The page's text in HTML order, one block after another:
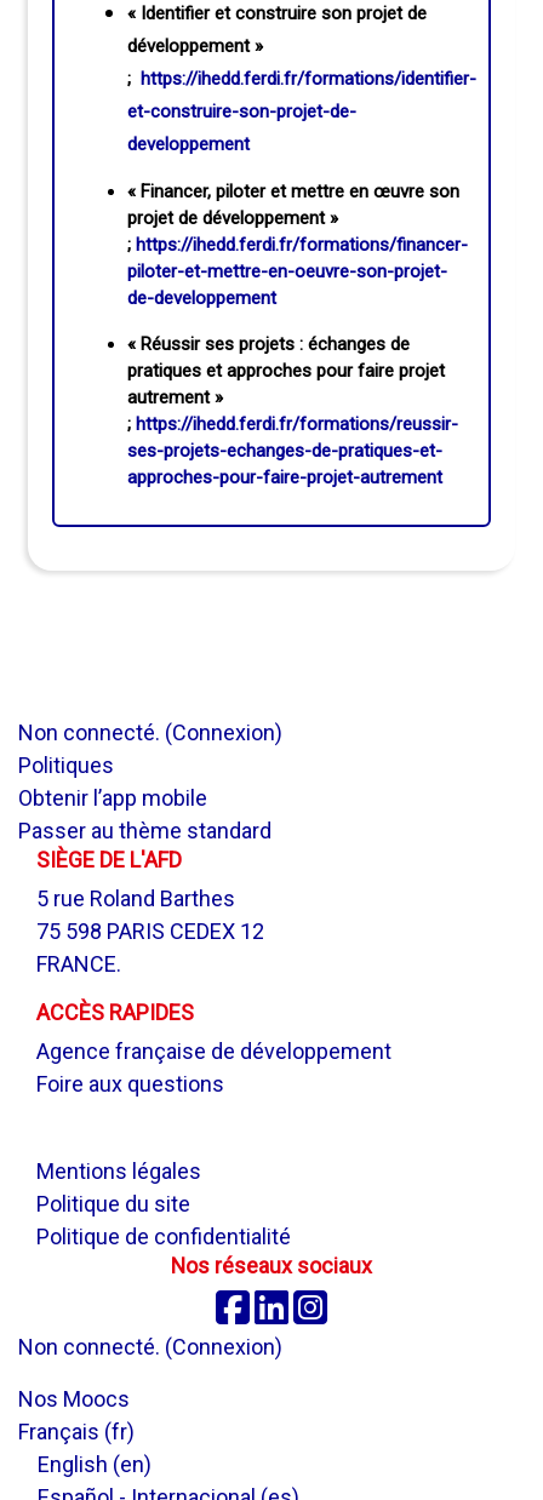
« Identifier et construire son projet de
développement »
; https://ihedd.ferdi.fr/formations/identifier-
et-construire-son-projet-de-
developpement
« Financer, piloter et mettre en œuvre son
projet de développement »
; https://ihedd.ferdi.fr/formations/financer-
piloter-et-mettre-en-oeuvre-son-projet-
de-developpement
« Réussir ses projets : échanges de
pratiques et approches pour faire projet
autrement »
; https://ihedd.ferdi.fr/formations/reussir-
ses-projets-echanges-de-pratiques-et-
approches-pour-faire-projet-autrement
Non connecté. (Connexion)
Politiques
Obtenir l’app mobile
Passer au thème standard
SIÈGE DE L'AFD
5 rue Roland Barthes
75 598 PARIS CEDEX 12
FRANCE.
ACCÈS RAPIDES
Agence française de développement
Foire aux questions
Mentions légales
Politique du site
Politique de confidentialité
Nos réseaux sociaux
Facebook
Linkedin
Non connecté. (Connexion)
Nos Moocs
Français ‎(fr)‎
English ‎(en)‎